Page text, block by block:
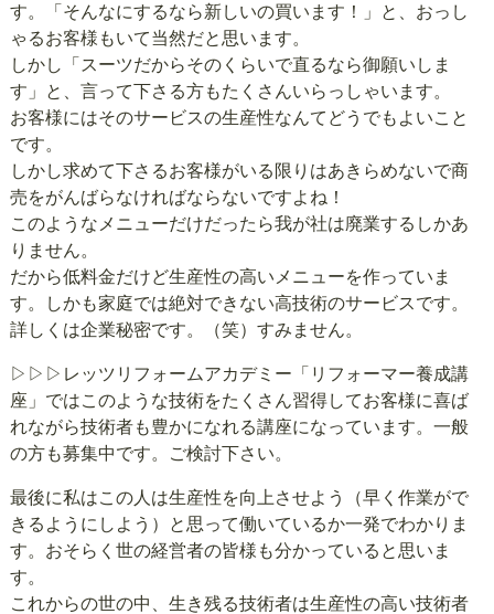
す。「そんなにするなら新しいの買います！」と、おっし
ゃるお客様もいて当然だと思います。
しかし「スーツだからそのくらいで直るなら御願いしま
す」と、言って下さる方もたくさんいらっしゃいます。
お客様にはそのサービスの生産性なんてどうでもよいこと
です。
しかし求めて下さるお客様がいる限りはあきらめないで商
売をがんばらなければならないですよね！
このようなメニューだけだったら我が社は廃業するしかあ
りません。
だから低料金だけど生産性の高いメニューを作っていま
す。しかも家庭では絶対できない高技術のサービスです。
詳しくは企業秘密です。（笑）すみません。
▷▷▷レッツリフォームアカデミー「リフォーマー養成講
座」 ではこのような技術をたくさん習得してお客様に喜ば
れながら技術者も豊かになれる講座になっています。一般
の方も募集中です。ご検討下さい。
最後に私はこの人は生産性を向上させよう（早く作業がで
きるようにしよう）と思って働いているか一発でわかりま
す。おそらく世の経営者の皆様も分かっていると思いま
す。
これからの世の中、生き残る技術者は生産性の高い技術者